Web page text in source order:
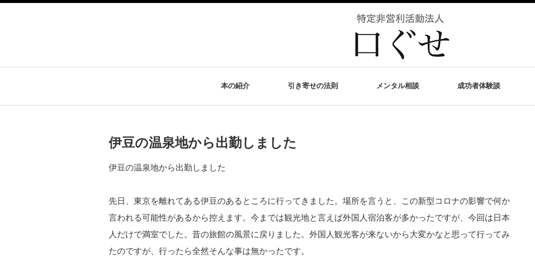
本の紹介 引き寄せの法則 メンタル相談 成功者体験談
伊豆の温泉地から出勤しました
伊豆の温泉地から出勤しました
先日、東京を離れてある伊豆のあるところに行ってきました。場所を言うと、この新型コロナの影響で何か
言われる可能性があるから控えます。今までは観光地と言えば外国人宿泊客が多かったですが、今回は日本
人だけで満室でした。昔の旅館の風景に戻りました。外国人観光客が来ないから大変かなと思って行ってみ
たのですが、行ったら全然そんな事は無かったです。